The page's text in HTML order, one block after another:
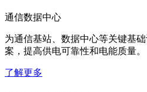
通信数据中心
为通信基站、数据中心等关键基
案，提高供电可靠性和电能质量。
了解更多